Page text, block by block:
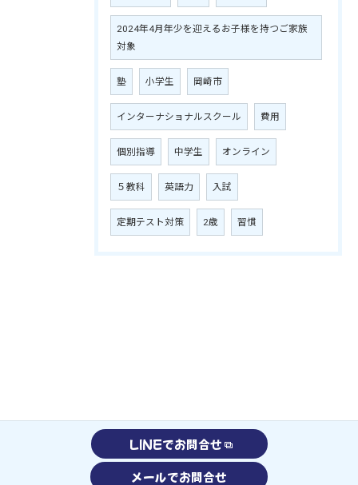
2024年4月年少を迎えるお子様を持つご家族
対象
塾 小学生 岡崎市
インターナショナルスクール 費用
個別指導 中学生 オンライン
５教科 英語力 入試
定期テスト対策 2歳 習慣
LINEでお問合せ
メールでお問合せ